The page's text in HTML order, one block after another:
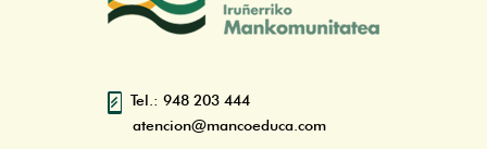
Tel.: 948 203 444
atencion@mancoeduca.com